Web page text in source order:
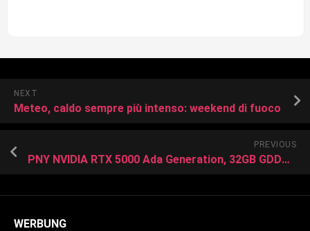
NEXT
Meteo, caldo sempre più intenso: weekend di fuoco
PREVIOUS
PNY NVIDIA RTX 5000 Ada Generation, 32GB GDDR6, 4x DP (VCNRTX5000ADA-PB)
WERBUNG